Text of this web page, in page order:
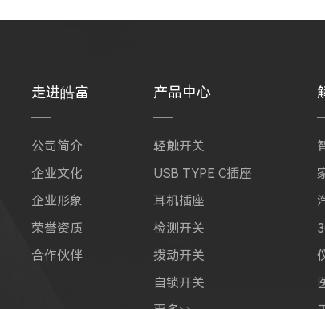
走进皓富
公司简介
企业文化
企业形象
荣誉资质
合作伙伴
产品中心
轻触开关
USB TYPE C插座
耳机插座
检测开关
拨动开关
自锁开关